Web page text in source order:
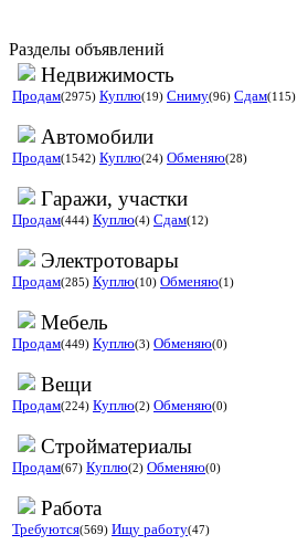
Разделы объявлений
Недвижимость
Продам(2975) Куплю(19) Сниму(96) Сдам(115)
Автомобили
Продам(1542) Куплю(24) Обменяю(28)
Гаражи, участки
Продам(444) Куплю(4) Сдам(12)
Электротовары
Продам(285) Куплю(10) Обменяю(1)
Мебель
Продам(449) Куплю(3) Обменяю(0)
Вещи
Продам(224) Куплю(2) Обменяю(0)
Стройматериалы
Продам(67) Куплю(2) Обменяю(0)
Работа
Требуются(569) Ищу работу(47)